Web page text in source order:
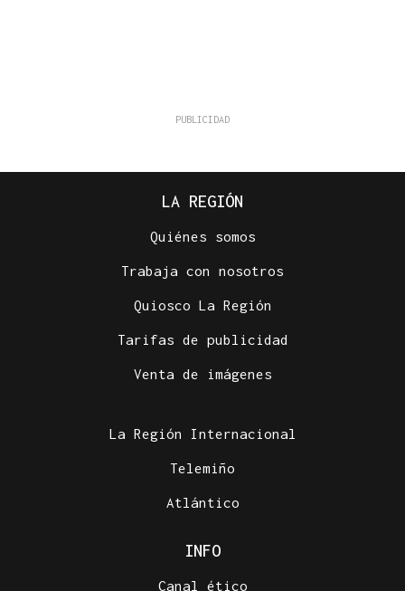
LA REGIÓN
Quiénes somos
Trabaja con nosotros
Quiosco La Región
Tarifas de publicidad
Venta de imágenes
La Región Internacional
Telemiño
Atlántico
INFO
Canal ético